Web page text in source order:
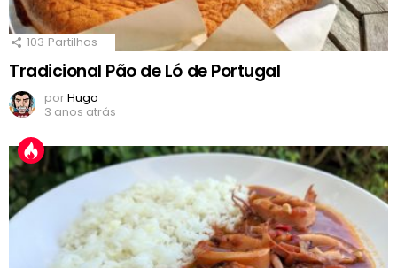
103 Partilhas
Tradicional Pão de Ló de Portugal
porHugo
3 anos atrás